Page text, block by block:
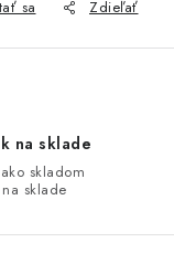
sa Zdieľať
na sklade
skladom
sklade